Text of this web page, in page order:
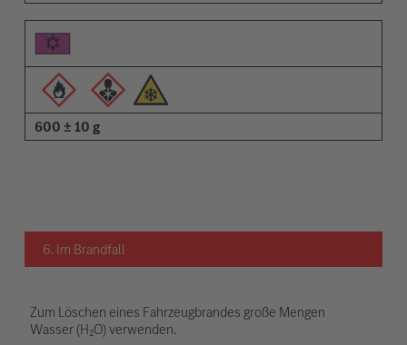
600 ± 10 g
6. Im Brandfall
Zum Löschen eines Fahrzeugbrandes große Mengen
Wasser (H₂O) verwenden.